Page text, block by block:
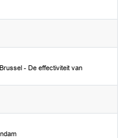
- De effectiviteit van